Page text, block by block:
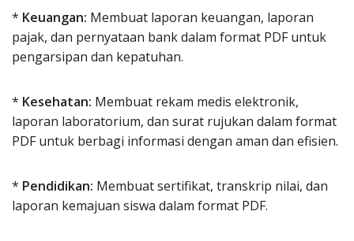
* Keuangan: Membuat laporan keuangan, laporan
pajak, dan pernyataan bank dalam format PDF untuk
pengarsipan dan kepatuhan.
* Kesehatan: Membuat rekam medis elektronik,
laporan laboratorium, dan surat rujukan dalam format
PDF untuk berbagi informasi dengan aman dan efisien.
* Pendidikan: Membuat sertifikat, transkrip nilai, dan
laporan kemajuan siswa dalam format PDF.